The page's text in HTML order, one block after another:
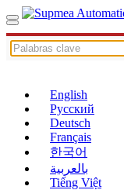
English
Русский
Deutsch
Français
한국어
بالعربية
Tiếng Việt